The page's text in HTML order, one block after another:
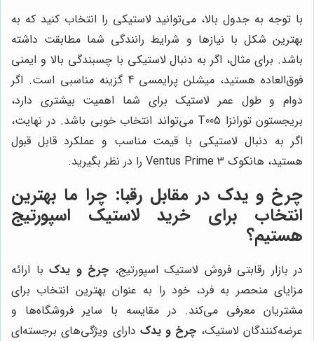
با توجه به جدول بالا، می‌توانید لاستیکی را انتخاب کنید که به
بهترین شکل با نیازها و شرایط رانندگی شما مطابقت داشته
باشد. برای مثال، اگر به دنبال لاستیکی با چسبندگی بالا و ایمنی
فوق‌العاده هستید، میشلن پرایمسی 4 گزینه مناسبی است. اگر
دوام و طول عمر لاستیک برای شما اهمیت بیشتری دارد،
بریجستون تورانزا T005 می‌تواند انتخاب خوبی باشد. در نهایت،
اگر به دنبال لاستیکی با قیمت مناسب و عملکرد قابل قبول
هستید، هانکوک Ventus Prime 3 را در نظر بگیرید.
چرخ و یدک در مقابل رقبا: چرا ما بهترین
انتخاب برای خرید لاستیک اسپورتیج
هستیم؟
در بازار رقابتی فروش لاستیک اسپورتیج، چرخ و یدک با ارائه
مزایای منحصر به فرد، خود را به عنوان بهترین انتخاب برای
مشتریان معرفی می‌کند. در مقایسه با سایر فروشگاه‌ها و
عرضه‌کنندگان لاستیک، چرخ و یدک دارای ویژگی‌های برجسته‌ای